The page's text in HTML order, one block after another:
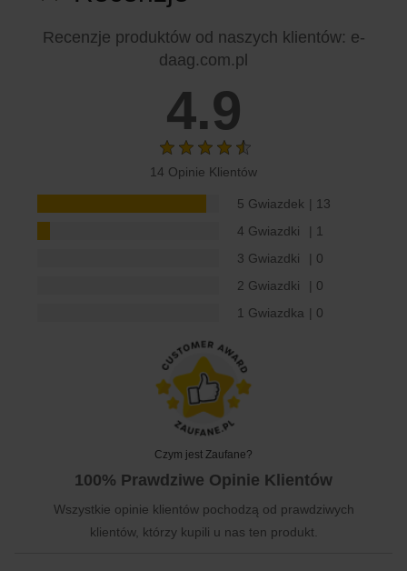
Recenzje produktów od naszych klientów: e-
daag.com.pl
4.9
14 Opinie Klientów
5 Gwiazdek | 13
4 Gwiazdki
| 1
3 Gwiazdki
| 0
2 Gwiazdki
| 0
1 Gwiazdka | 0
Czym jest Zaufane?
100% Prawdziwe Opinie Klientów
Wszystkie opinie klientów pochodzą od prawdziwych
klientów, którzy kupili u nas ten produkt.